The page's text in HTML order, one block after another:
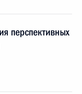
перспективных